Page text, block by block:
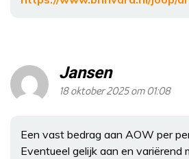
Jansen
18 oktober 2025 om 01:08
Een vast bedrag aan AOW per
Eventueel gelijk aan en variërend